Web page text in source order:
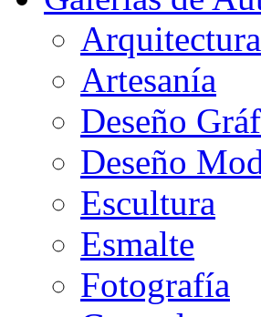
Arquitectura
Artesanía
Deseño
Deseño
Escultura
Esmalte
Fotografía